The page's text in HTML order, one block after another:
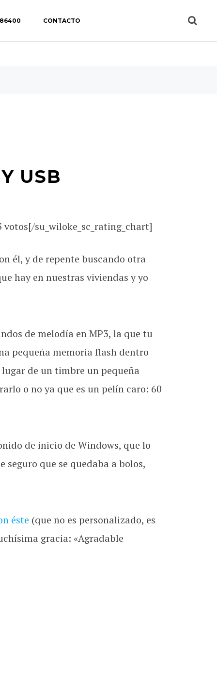
86400 CONTACTO
USB
votos[/su_wiloke_sc_rating_chart]
él, y de repente buscando otra
hay en nuestras viviendas y yo
de melodía en MP3, la que tu
pequeña memoria flash dentro
de un timbre un pequeña
o no ya que es un pelín caro: 60
de inicio de Windows, que lo
que se quedaba a bolos,
éste (que no es personalizado, es
gracia: «Agradable